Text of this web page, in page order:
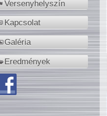
Versenyhelyszín
Kapcsolat
Galéria
Eredmények